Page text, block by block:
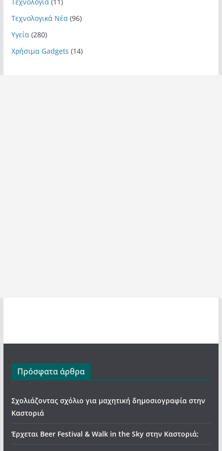
Τεχνολογικά Νέα(96)
Υγεία(280)
Χρήσιμα Gadgets (14)
Πρόσφατα άρθρα
Σχολιάζοντας σχόλιο για μαχητική δημοσιογραφία στην
Καστοριά
Έρχεται Beer Festival & Walk in the Sky στην Καστοριά;